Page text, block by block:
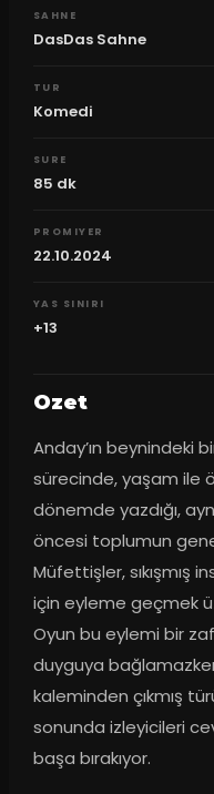
SAHNE
DasDas Sahne
TUR
Komedi
SURE
85 dk
PROMIYER
22.10.2024
YAS SINIRI
+13
Ozet
Anday’ın beynindeki
sürecinde, yaşam ile
dönemde yazdığı,
öncesi toplumun
Müfettişler, sıkışmış
için eyleme geçmek
Oyun bu eylemi bir
duyguya
kaleminden çıkmış
sonunda izleyicileri
başa bırakıyor.